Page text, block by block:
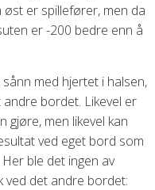
er spillefører, men da
er -200 bedre enn å
med hjertet i halsen,
bordet. Likevel er
gjøre, men likevel kan
ved eget bord som
ble det ingen av
ved det andre bordet: